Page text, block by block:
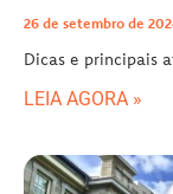
26 de setembro de
Dicas e principais
LEIA AGORA »